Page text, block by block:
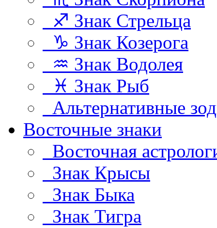
♐ Знак Стрельца
♑ Знак Козерога
♒ Знак Водолея
♓ Знак Рыб
Альтернативные
Восточные знаки
Восточная
Знак Крысы
Знак Быка
Знак Тигра